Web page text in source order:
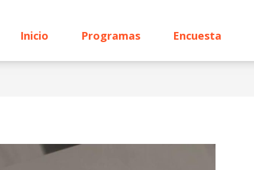
Inicio Programas Encuesta